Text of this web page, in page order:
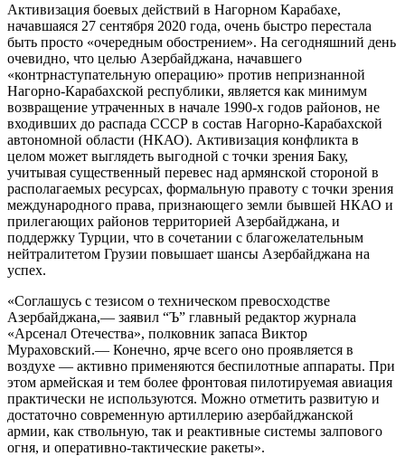
Активизация боевых действий в Нагорном Карабахе,
начавшаяся 27 сентября 2020 года, очень быстро перестала
быть просто «очередным обострением». На сегодняшний день
очевидно, что целью Азербайджана, начавшего
«контрнаступательную операцию» против непризнанной
Нагорно-Карабахской республики, является как минимум
возвращение утраченных в начале 1990-х годов районов, не
входивших до распада СССР в состав Нагорно-Карабахской
автономной области (НКАО). Активизация конфликта в
целом может выглядеть выгодной с точки зрения Баку,
учитывая существенный перевес над армянской стороной в
располагаемых ресурсах, формальную правоту с точки зрения
международного права, признающего земли бывшей НКАО и
прилегающих районов территорией Азербайджана, и
поддержку Турции, что в сочетании с благожелательным
нейтралитетом Грузии повышает шансы Азербайджана на
успех.
«Соглашусь с тезисом о техническом превосходстве
Азербайджана,— заявил “Ъ” главный редактор журнала
«Арсенал Отечества», полковник запаса Виктор
Мураховский.— Конечно, ярче всего оно проявляется в
воздухе — активно применяются беспилотные аппараты. При
этом армейская и тем более фронтовая пилотируемая авиация
практически не используются. Можно отметить развитую и
достаточно современную артиллерию азербайджанской
армии, как ствольную, так и реактивные системы залпового
огня, и оперативно-тактические ракеты».